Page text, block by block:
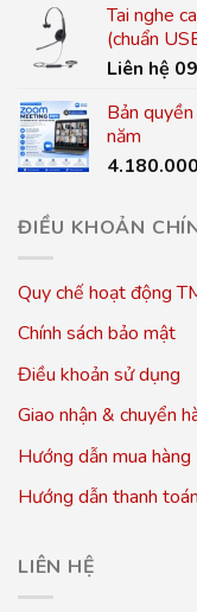
Tai nghe
(chuẩn
Liên hệ
Bản
năm
4.180.000
ĐIỀU KHOẢN
Quy chế hoạt động
Chính sách bảo mật
Điều khoản sử dụng
Giao nhận & chuyển
Hướng dẫn mua hàng
Hướng dẫn thanh toán
LIÊN HỆ